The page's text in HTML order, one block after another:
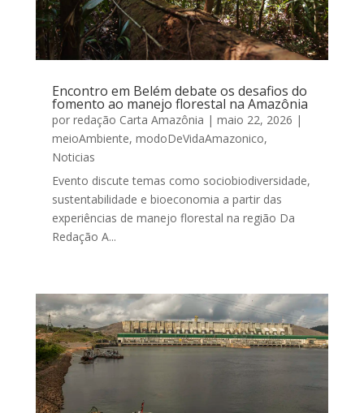
Encontro em Belém debate os desafios do
fomento ao manejo florestal na Amazônia
por redação Carta Amazônia | maio 22, 2026 |
meioAmbiente, modoDeVidaAmazonico,
Noticias
Evento discute temas como sociobiodiversidade,
sustentabilidade e bioeconomia a partir das
experiências de manejo florestal na região Da
Redação A...